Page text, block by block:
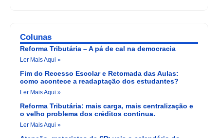
Colunas
Reforma Tributária – A pá de cal na democracia
Ler Mais Aqui »
Fim do Recesso Escolar e Retomada das Aulas:
como acontece a readaptação dos estudantes?
Ler Mais Aqui »
Reforma Tributária: mais carga, mais centralização e
o velho problema dos créditos continua.
Ler Mais Aqui »